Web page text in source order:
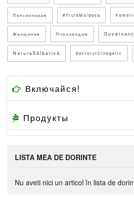
Пенсионерам #TrufeMoldova
Женщинам Пчеловодам
NaturaSălbatică SectorulCinegetic
Включайся!
Продукты
LISTA MEA DE DORINTE
Nu aveti nici un articol în lista de